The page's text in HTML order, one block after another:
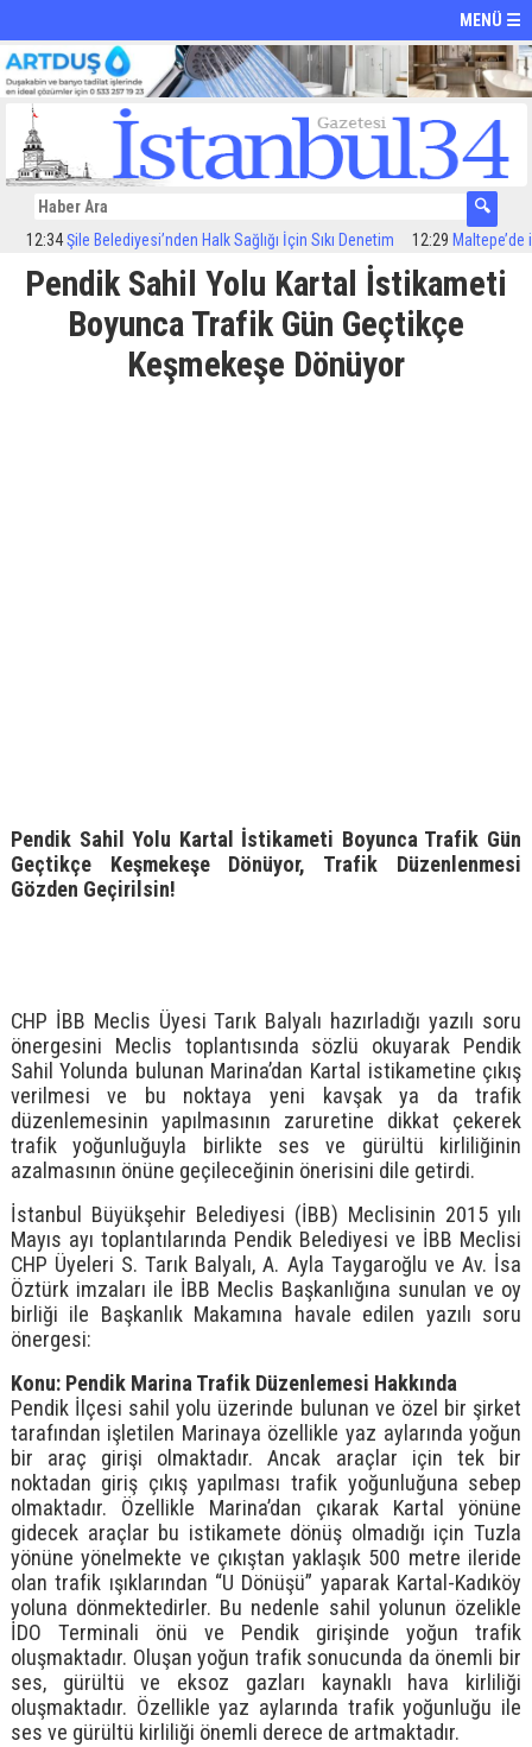
MENÜ ☰
Şile Belediyesi’nden Halk Sağlığı İçin Sıkı Denetim 12:29 Maltepe’de
Pendik Sahil Yolu Kartal İstikameti
Boyunca Trafik Gün Geçtikçe
Keşmekeşe Dönüyor
Pendik Sahil Yolu Kartal İstikameti Boyunca Trafik Gün
Geçtikçe Keşmekeşe Dönüyor, Trafik Düzenlenmesi
Gözden Geçirilsin!
CHP İBB Meclis Üyesi Tarık Balyalı hazırladığı yazılı soru
önergesini Meclis toplantısında sözlü okuyarak Pendik
Sahil Yolunda bulunan Marina’dan Kartal istikametine çıkış
verilmesi ve bu noktaya yeni kavşak ya da trafik
düzenlemesinin yapılmasının zaruretine dikkat çekerek
trafik yoğunluğuyla birlikte ses ve gürültü kirliliğinin
azalmasının önüne geçileceğinin önerisini dile getirdi.
İstanbul Büyükşehir Belediyesi (İBB) Meclisinin 2015 yılı
Mayıs ayı toplantılarında Pendik Belediyesi ve İBB Meclisi
CHP Üyeleri S. Tarık Balyalı, A. Ayla Taygaroğlu ve Av. İsa
Öztürk imzaları ile İBB Meclis Başkanlığına sunulan ve oy
birliği ile Başkanlık Makamına havale edilen yazılı soru
önergesi:
Konu: Pendik Marina Trafik Düzenlemesi Hakkında
Pendik İlçesi sahil yolu üzerinde bulunan ve özel bir şirket
tarafından işletilen Marinaya özellikle yaz aylarında yoğun
bir araç girişi olmaktadır. Ancak araçlar için tek bir
noktadan giriş çıkış yapılması trafik yoğunluğuna sebep
olmaktadır. Özellikle Marina’dan çıkarak Kartal yönüne
gidecek araçlar bu istikamete dönüş olmadığı için Tuzla
yönüne yönelmekte ve çıkıştan yaklaşık 500 metre ileride
olan trafik ışıklarından “U Dönüşü” yaparak Kartal-Kadıköy
yoluna dönmektedirler. Bu nedenle sahil yolunun özelikle
İDO Terminali önü ve Pendik girişinde yoğun trafik
oluşmaktadır. Oluşan yoğun trafik sonucunda da önemli bir
ses, gürültü ve eksoz gazları kaynaklı hava kirliliği
oluşmaktadır. Özellikle yaz aylarında trafik yoğunluğu ile
ses ve gürültü kirliliği önemli derece de artmaktadır.